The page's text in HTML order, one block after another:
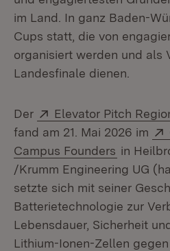
im Land. In ganz Baden-
Cups statt, die von
organisiert werden und als
Landesfinale dienen.
Der Extern:
Elevator Pitch
fand am 21. Mai 2026 im
Campus Founders (Öffnet
in
/Krumm Engineering UG
setzte sich mit seiner
Batterietechnologie zur
Lebensdauer, Sicherheit
Lithium-Ionen-Zellen